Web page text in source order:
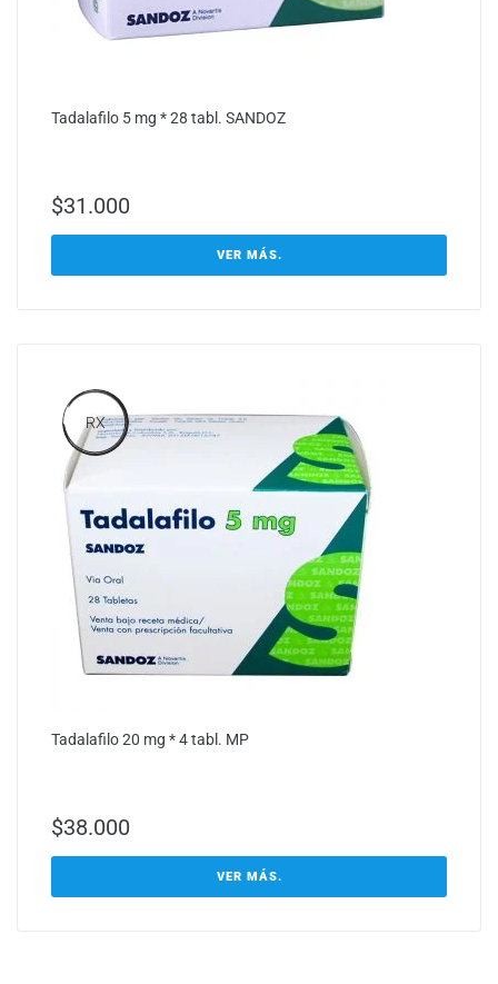
Tadalafilo 5 mg * 28 tabl. SANDOZ
$31.000
VER MÁS.
RX
Tadalafilo 20 mg * 4 tabl. MP
$38.000
VER MÁS.